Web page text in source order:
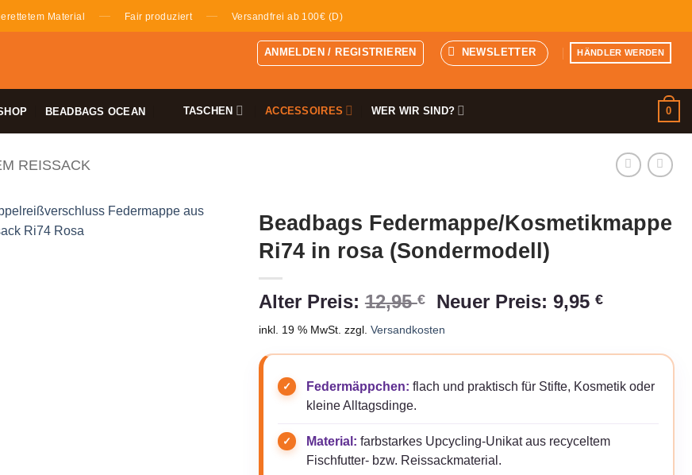
Material — Fair produziert — Versandfrei ab 100€ (D)
ANMELDEN / REGISTRIEREN NEWSLETTER HÄNDLER WERDEN
BEADBAGS OCEAN TASCHEN ACCESSOIRES WER WIR SIND? 0
REISSACK
Beadbags Federmappe/Kosmetikmappe
Ri74 in rosa (Sondermodell)
Alter Preis: 12,95€
Ursprünglicher
war:
12,95 €
Neuer Preis: 9,95€Aktueller
9,95 €.
inkl. 19 % MwSt. zzgl. Versandkosten
Federmäppchen: flach und praktisch für Stifte, Kosmetik oder
kleine Alltagsdinge.
Material: farbstarkes Upcycling-Unikat aus recyceltem
Fischfutter- bzw. Reissackmaterial.